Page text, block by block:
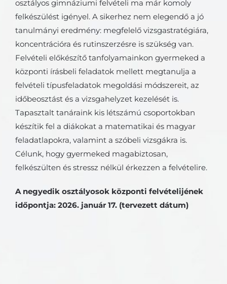
osztályos gimnáziumi felvételi ma már komoly
felkészülést igényel. A sikerhez nem elegendő a jó
tanulmányi eredmény: megfelelő vizsgastratégiára,
koncentrációra és rutinszerzésre is szükség van.
Felvételi előkészítő tanfolyamainkon gyermeked a
központi írásbeli feladatok mellett megtanulja a
felvételi típusfeladatok megoldási módszereit, az
időbeosztást és a vizsgahelyzet kezelését is.
Tapasztalt tanáraink kis létszámú csoportokban
készítik fel a diákokat a matematikai és magyar
feladatlapokra, valamint a szóbeli vizsgákra is.
Célunk, hogy gyermeked magabiztosan,
felkészülten és stressz nélkül érkezzen a felvételire.
A negyedik osztályosok központi felvételijének
időpontja: 2026. január 17. (tervezett dátum)